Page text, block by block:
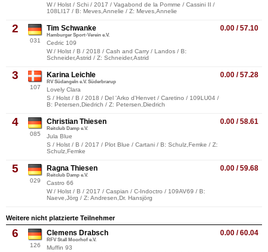
W / Holst / Schi / 2017 / Vagabond de la Pomme / Cassini II /
108LI17 / B: Meves,Annelie / Z: Meves,Annelie
2
031
0.00 / 57.10
Tim Schwanke
Hamburger Sport-Verein e.V.
Cedric 109
W / Holst / B / 2018 / Cash and Carry / Landos / B:
Schneider,Astrid / Z: Schneider,Astrid
3
107
0.00 / 57.28
Karina Leichle
RV Südangeln e.V. Süderbrarup
Lovely Clara
S / Holst / B / 2018 / Del 'Arko d'Henvet / Caretino / 109LU04 /
B: Petersen,Diedrich / Z: Petersen,Diedrich
4
085
0.00 / 58.61
Christian Thiesen
Reitclub Damp e.V.
Jula Blue
S / Holst / B / 2017 / Plot Blue / Cartani / B: Schulz,Femke / Z:
Schulz,Femke
5
029
0.00 / 59.68
Ragna Thiesen
Reitclub Damp e.V.
Castro 66
W / Holst / B / 2017 / Caspian / C-Indoctro / 109AV69 / B:
Naeve,Jörg / Z: Andresen,Dr. Hansjörg
Weitere nicht platzierte Teilnehmer
6
126
0.00 / 60.04
Clemens Drabsch
RFV Stall Moorhof e.V.
Muffin 93